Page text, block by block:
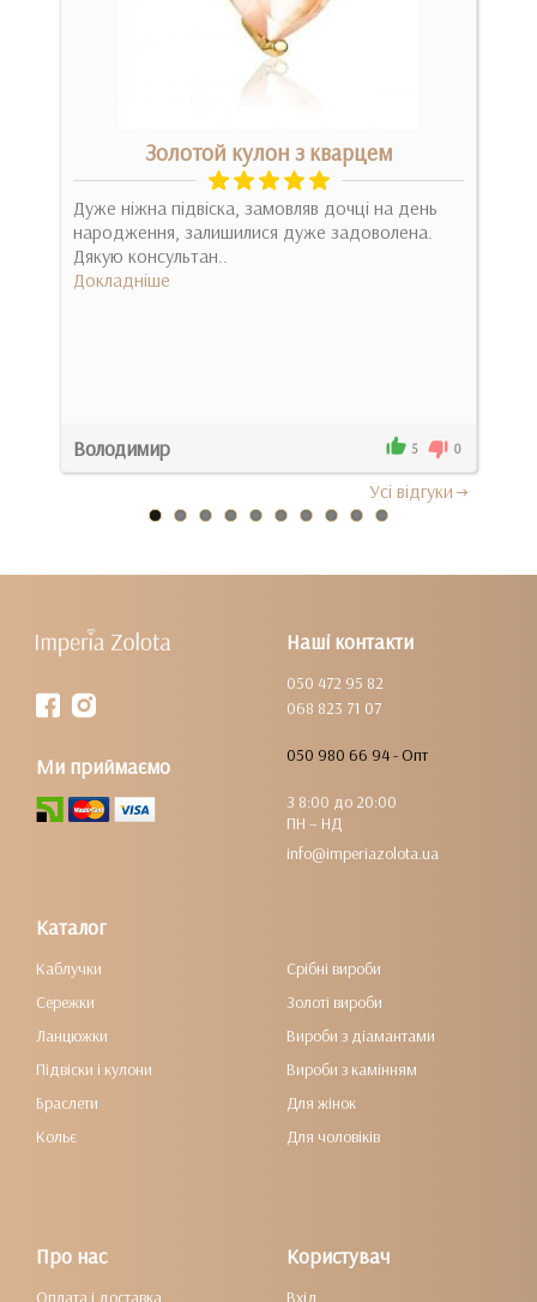
Золотой кулон з кварцем
Дуже ніжна підвіска, замовляв дочці на день
народження, залишилися дуже задоволена.
Дякую консультан..
Докладніше
Володимир 5 0
Усi вiдгуки
Наші контакти
050 472 95 82
068 823 71 07
050 980 66 94 - Опт
З 8:00 до 20:00
ПН – НД
info@imperiazolota.ua
Ми приймаємо
Каталог
Каблучки
Сережки
Ланцюжки
Підвіски і кулони
Браслети
Кольє
Срібні вироби
Золоті вироби
Вироби з діамантами
Вироби з камінням
Для жінок
Для чоловіків
Про нас
Оплата і доставка
Користувач
Вхід